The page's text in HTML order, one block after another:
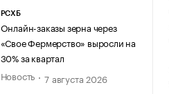
РСХБ
Онлайн-заказы зерна через
«Свое Фермерство» выросли на
30% за квартал
Новость
7 августа 2026